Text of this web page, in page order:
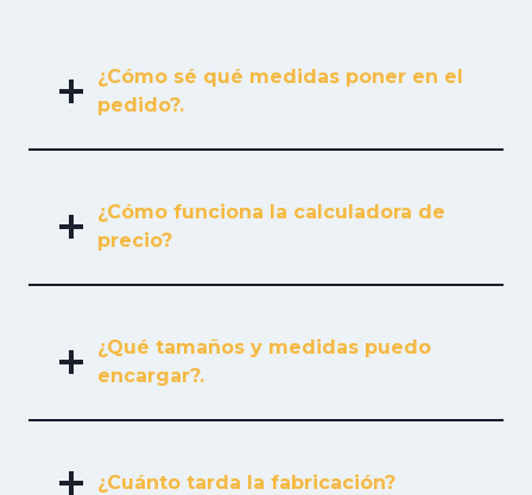
¿Cómo sé qué medidas poner en el
pedido?.
¿Cómo funciona la calculadora de
precio?
¿Qué tamaños y medidas puedo
encargar?.
¿Cuánto tarda la fabricación?